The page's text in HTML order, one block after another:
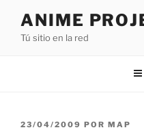
contenido
ANIME
Tú sitio en la red
PUBLICADO
23/04/2009 POR MAP